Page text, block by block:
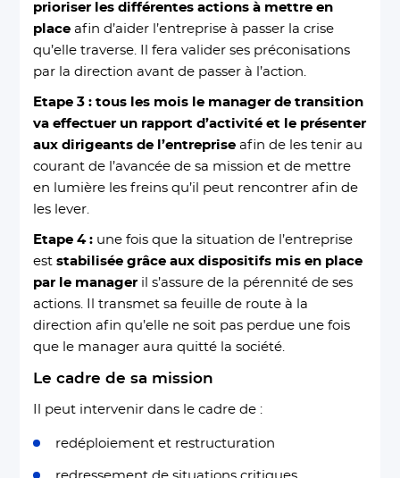
prioriser les différentes actions à mettre en
place afin d’aider l’entreprise à passer la crise
qu’elle traverse. Il fera valider ses préconisations
par la direction avant de passer à l’action.
Etape 3 : tous les mois le manager de transition
va effectuer un rapport d’activité et le présenter
aux dirigeants de l’entreprise afin de les tenir au
courant de l’avancée de sa mission et de mettre
en lumière les freins qu’il peut rencontrer afin de
les lever.
Etape 4 : une fois que la situation de l’entreprise
eststabilisée grâce aux dispositifs mis en place
par le manageril s’assure de la pérennité de ses
actions. Il transmet sa feuille de route à la
direction afin qu’elle ne soit pas perdue une fois
que le manager aura quitté la société.
Le cadre de sa mission
Il peut intervenir dans le cadre de :
redéploiement et restructuration